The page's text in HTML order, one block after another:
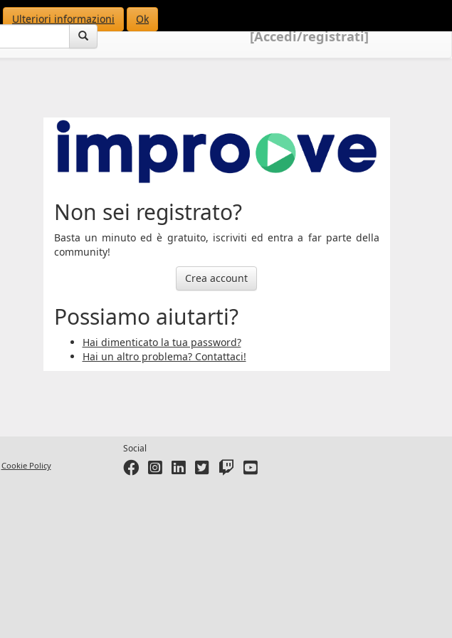
Ulteriori informazioni Ok
[Accedi/registrati]
Non sei registrato?
Basta un minuto ed è gratuito, iscriviti ed entra a far parte della
community!
Crea account
Possiamo aiutarti?
Hai dimenticato la tua password?
Hai un altro problema? Contattaci!
Cookie Policy
Social